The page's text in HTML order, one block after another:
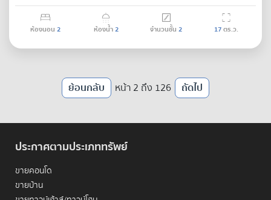
ห้องนอน 2 ห้องน้ำ2 จำนวนชั้น 2 17ตร.ว.
ย้อนกลับ หน้า 2 ถึง 126 ถัดไป
ประกาศตามประเภททรัพย์
ขายคอนโด
ขายบ้าน